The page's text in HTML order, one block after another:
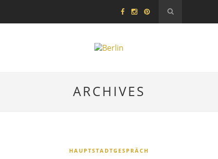
ARCHIVES
HAUPTSTADTGESPRÄCH